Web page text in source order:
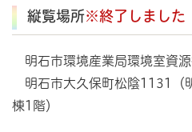
縦覧場所※終了しました
明石市環境産業局環境室資
明石市大久保町松陰1131（
棟1階）